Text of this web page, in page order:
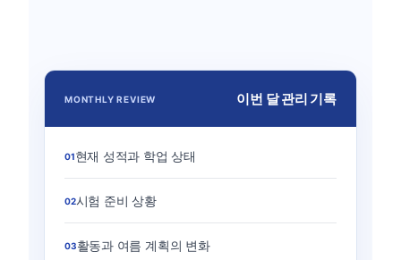
MONTHLY REVIEW 이번 달 관리 기록
01현재 성적과 학업 상태
02시험 준비 상황
03활동과 여름 계획의 변화